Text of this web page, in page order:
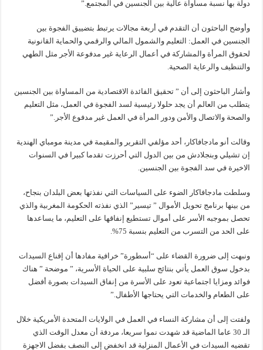
دولة بها نسبة مساواة عالية بين الجنسين في المجتمع.”
وأوضح الباحثون أن التقدم في أربعة مجالات يرتبط بتضييق الفجوة بين
الجنسين في العمل: التعليم والشمول المالي والرقمي والحماية القانونية
لحقوق المرأة والمشاركة في أعمال الرعاية غير مدفوعة الأجر مثل الطهي
والتنظيف والرعاية الصحية.
وأشار الباحثون إلى أن ” تحقيق الفائدة الاقتصادية من المساواة بين الجنسين
يتطلب من العالم أن يجد حلولا رئيسية لسد الفجوة في العمل، مثل التعليم
والصحة والاتصال والأمن ودور المرأة في العمل غير مدفوع الأجر.”
وقالت أنو مادجافاكار، أحد مؤلفي التقرير والمقيمة في مدينة مومباي الهندية
إن تشيلي وبنجلادش من بين الدول التي أحرزت تقدما كبيرا في السنوات
الاخيرة في سد الفجوة بين الجنسين.
وسلطت مادجافاكار الضوء على السياسات التي نفذتها بعض البلدان بنجاح،
من بينها برنامج تحويل الأموال ” تيسير” الذي نفذته الحكومة المغربية والذي
تحصل بموجبه الأسر على أموال تستطيع إنفاقها على التعليم، ما يساعدها
على الحد من التسرب من التعليم بنسبة 75%.
ونبهت إلى ضرورة القضاء على “أسطورة” خرافية مفادها أن إقناع السيدات
بدخول سوق العمل يأتي بنتائج سلبية على الحياة الأسرية، ” موضحة ” هناك
فوائد ومزايا اجتماعية تعود على الأسرة من إنفاق السيدات بصورة أفضل
على الطعام والخدمات التي يحتاجها الأطفال.”
ولفتت إلى أن مشاركة النساء في العمل في الولايات المتحدة الأمريكية خلال
الـ 30 عاما الماضية قد شهدت نموا سريعا، مردفة أن معدل الوقت الذي
تقضيه السيدات في الأعمال المنزلية قد انخفض إلى النصف بفضل الاجهزة